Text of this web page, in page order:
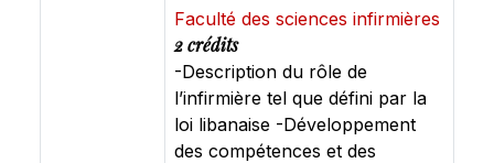
Faculté des sciences infirmières
2 crédits
-Description du rôle de
l’infirmière tel que défini par la
loi libanaise -Développement
des compétences et des